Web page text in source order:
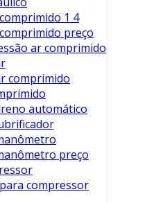
1 4
preço
ar comprimido
comprimido
automático
preço
compressor